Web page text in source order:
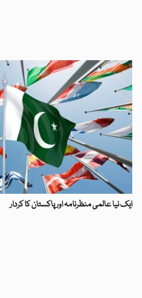
ایک نیا عالمی منظرنامہ اور پاکستان کا کردار